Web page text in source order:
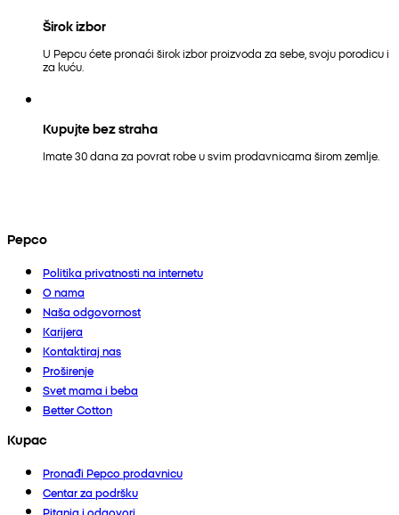
Širok izbor
U Pepcu ćete pronaći širok izbor proizvoda za sebe, svoju porodicu i
za kuću.
Kupujte bez straha
Imate 30 dana za povrat robe u svim prodavnicama širom zemlje.
Pepco
Politika privatnosti na internetu
O nama
Naša odgovornost
Karijera
Kontaktiraj nas
Proširenje
Svet mama i beba
Better Cotton
Kupac
Pronađi Pepco prodavnicu
Centar za podršku
Pitanja i odgovori